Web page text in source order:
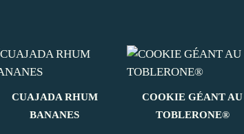
CUAJADA RHUM
BANANES
COOKIE GÉANT AU
TOBLERONE®